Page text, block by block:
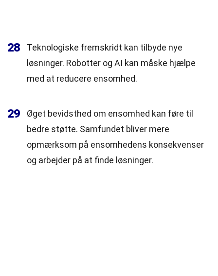
28
Teknologiske fremskridt kan tilbyde nye
løsninger. Robotter og AI kan måske hjælpe
med at reducere ensomhed.
29
Øget bevidsthed om ensomhed kan føre til
bedre støtte. Samfundet bliver mere
opmærksom på ensomhedens konsekvenser
og arbejder på at finde løsninger.